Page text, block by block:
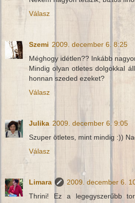
Válasz
Szemi 2009. december 6. 8:25
Méghogy idétlen?? Inkább
Mindig olyan otletes dolgokkal
honnan szeded ezeket?
Válasz
Julika 2009. december 6. 9:05
Szuper ötletes, mint mindig :))
Válasz
Limara
2009. december 6.
Thrini! Ez a legegyszerűbb